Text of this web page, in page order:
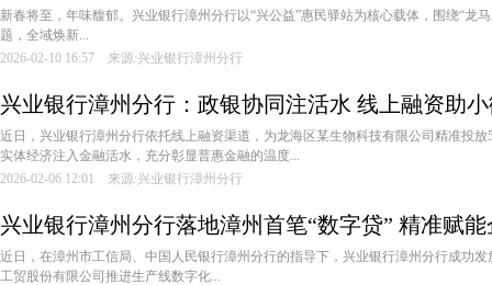
新春将至，年味馥郁。兴业银行漳州分行以“兴公益”惠民驿站为核心载体，围绕“
题，全域焕新...
2026-02-10 16:57 来源:兴业银行漳州分行
兴业银行漳州分行：政银协同注活水 线上融资助
近日，兴业银行漳州分行依托线上融资渠道，为龙海区某生物科技有限公司精准投
实体经济注入金融活水，充分彰显普惠金融的温度...
2026-02-06 12:01 来源:兴业银行漳州分行
兴业银行漳州分行落地漳州首笔“数字贷” 精准赋
近日，在漳州市工信局、中国人民银行漳州分行的指导下，兴业银行漳州分行成功
工贸股份有限公司推进生产线数字化...